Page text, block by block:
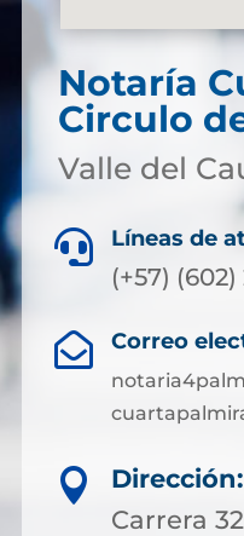
Notaría
Circulo
Valle del
 Líneas de
(+57) (602)
 Correo

Dirección:
Carrera